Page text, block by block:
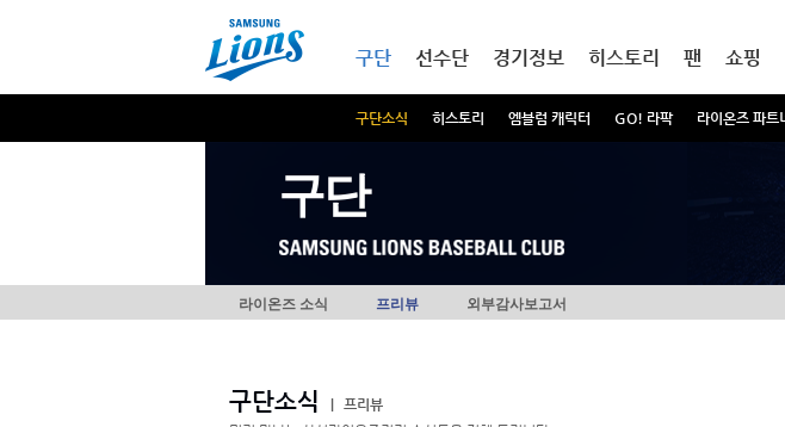
구단
구단소식 히스토리 엠블럼 캐릭터 GO! 라팍 라이온즈 파트
선수단 경기정보 히스토리 팬 쇼핑
구단
라이온즈 소식 프리뷰 외부감사보고서
구단소식
프리뷰